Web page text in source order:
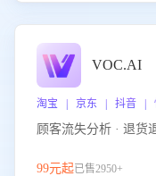
VOC.AI
淘宝 | 京东 | 抖音 |
顾客流失分析 · 退货
99元起已售2950+